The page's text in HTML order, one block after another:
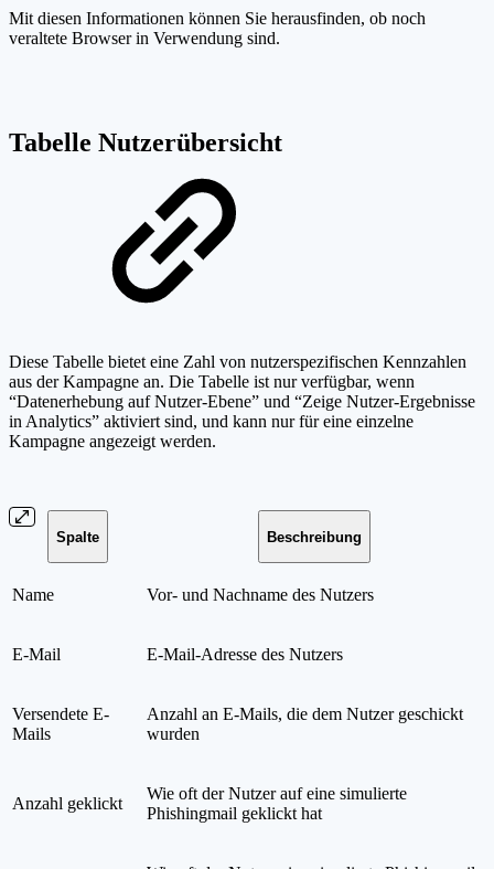
Mit diesen Informationen können Sie herausfinden, ob noch
veraltete Browser in Verwendung sind.
Tabelle Nutzerübersicht
Diese Tabelle bietet eine Zahl von nutzerspezifischen Kennzahlen
aus der Kampagne an. Die Tabelle ist nur verfügbar, wenn
“Datenerhebung auf Nutzer-Ebene” und “Zeige Nutzer-Ergebnisse
in Analytics” aktiviert sind, und kann nur für eine einzelne
Kampagne angezeigt werden.
Spalte Beschreibung
Name Vor- und Nachname des Nutzers
E-Mail E-Mail-Adresse des Nutzers
Versendete E-
Mails
Anzahl an E-Mails, die dem Nutzer geschickt
wurden
Anzahl geklickt
Wie oft der Nutzer auf eine simulierte
Phishingmail geklickt hat